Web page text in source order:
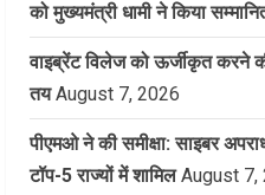
को मुख्यमंत्री धामी ने किया
वाइब्रेंट विलेज को ऊर्जीकृत करने की
तय August 7, 2026
पीएमओ ने की समीक्षा: साइबर
टॉप-5 राज्यों में शामिल August 7,